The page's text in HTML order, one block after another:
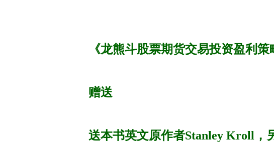
《龙熊斗股票期货交易投资盈利
赠送
送本书英文原作者Stanley Kroll，